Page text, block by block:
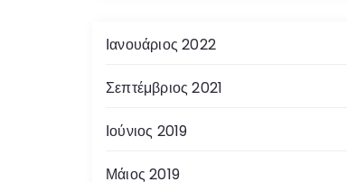
Ιανουάριος 2022
Σεπτέμβριος 2021
Ιούνιος 2019
Μάιος 2019